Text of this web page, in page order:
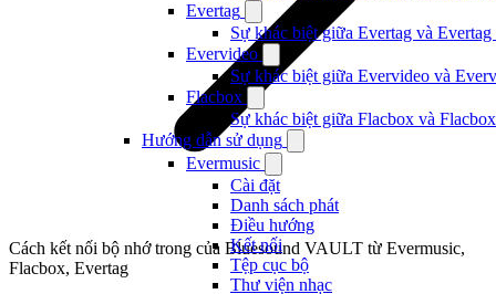
Evertag
Sự khác biệt giữa Evertag và
Evervideo
Sự khác biệt giữa Evervideo và
Flacbox
Sự khác biệt giữa Flacbox và
Hướng dẫn sử dụng
Evermusic
Cài đặt
Danh sách phát
Điều hướng
Kết nối
Tệp cục bộ
Thư viện nhạc
Cách kết nối bộ nhớ trong của Bluesound VAULT từ Evermusic,
Flacbox, Evertag